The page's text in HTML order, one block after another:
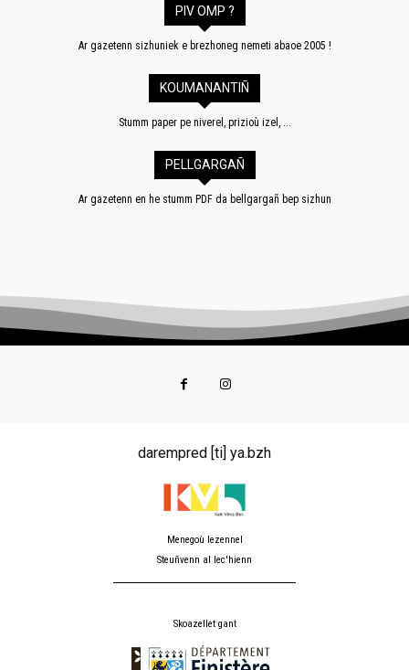
PIV OMP ?
Ar gazetenn sizhuniek e brezhoneg nemeti abaoe 2005 !
KOUMANANTIÑ
Stumm paper pe niverel, prizioù izel, ...
PELLGARGAÑ
Ar gazetenn en he stumm PDF da bellgargañ bep sizhun
darempred [ti] ya.bzh
Menegoù lezennel
Steuñvenn al lec'hienn
Skoazellet gant